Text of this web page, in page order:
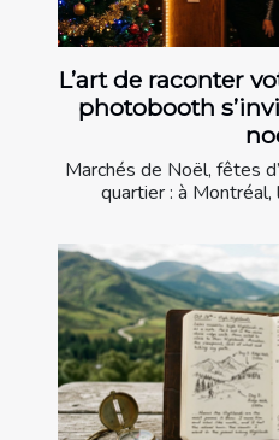
L’art de raconter
photobooth
Marchés de Noël, fêtes
quartier : à Montréal,